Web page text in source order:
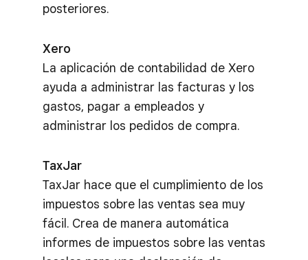
posteriores.
Xero
La aplicación de contabilidad de Xero
ayuda a administrar las facturas y los
gastos, pagar a empleados y
administrar los pedidos de compra.
TaxJar
TaxJar hace que el cumplimiento de los
impuestos sobre las ventas sea muy
fácil. Crea de manera automática
informes de impuestos sobre las ventas